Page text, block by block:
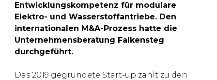
Entwicklungskompetenz für modulare
Elektro- und Wasserstoffantriebe. Den
internationalen M&A-Prozess hatte die
Unternehmensberatung Falkensteg
durchgeführt.
Das 2019 gegründete Start-up zählt zu den